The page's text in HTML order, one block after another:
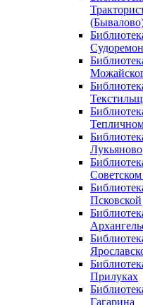
Лукьяново
Псковской
Прилуках
Гагарина